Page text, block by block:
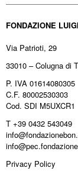
FONDAZIONE
Via Patrioti, 29
33010 – Colugna di
P. IVA 01614080305
C.F. 80002530303
Cod. SDI M5UXCR1
T +39 0432 543049
Privacy Policy